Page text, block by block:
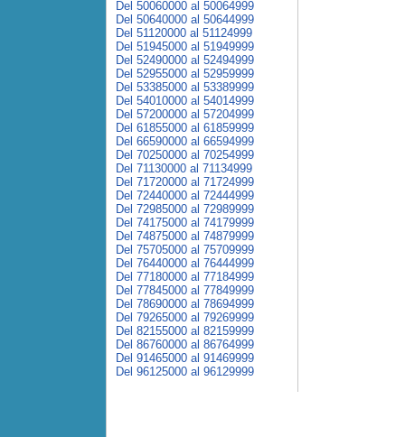
Del 50060000 al 50064999
Del 50640000 al 50644999
Del 51120000 al 51124999
Del 51945000 al 51949999
Del 52490000 al 52494999
Del 52955000 al 52959999
Del 53385000 al 53389999
Del 54010000 al 54014999
Del 57200000 al 57204999
Del 61855000 al 61859999
Del 66590000 al 66594999
Del 70250000 al 70254999
Del 71130000 al 71134999
Del 71720000 al 71724999
Del 72440000 al 72444999
Del 72985000 al 72989999
Del 74175000 al 74179999
Del 74875000 al 74879999
Del 75705000 al 75709999
Del 76440000 al 76444999
Del 77180000 al 77184999
Del 77845000 al 77849999
Del 78690000 al 78694999
Del 79265000 al 79269999
Del 82155000 al 82159999
Del 86760000 al 86764999
Del 91465000 al 91469999
Del 96125000 al 96129999